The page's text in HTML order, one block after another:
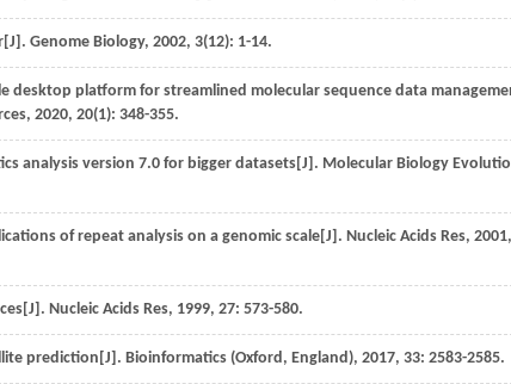
Genome Biology, 2002, 3(12): 1-14.
desktop platform for streamlined molecular sequence data
, 2020, 20(1): 348-355.
analysis version 7.0 for bigger datasets[J]. Molecular Biology
of repeat analysis on a genomic scale[J]. Nucleic Acids Res, 2001,
Nucleic Acids Res, 1999, 27: 573-580.
prediction[J]. Bioinformatics (Oxford, England), 2017, 33: 2583-2585.